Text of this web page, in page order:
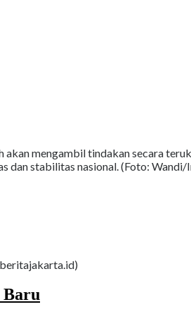
mengambil tindakan secara
dan stabilitas nasional. (Foto: